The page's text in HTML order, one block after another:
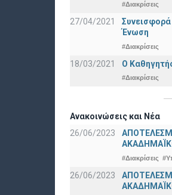
#Διακρίσεις
27/04/2021
Ένωση
#Διακρίσεις
18/03/2021 Ο
#Διακρίσεις
Ανακοινώσεις και Νέα
26/06/2023
#Διακρίσεις
26/06/2023